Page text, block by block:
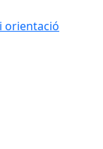
orientació